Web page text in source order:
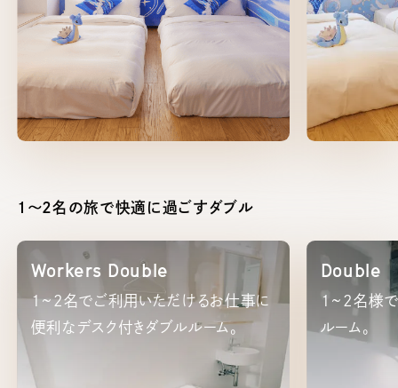
1〜2名の旅で快適に過ごすダブル
Workers Double
1~2名でご利用いただけるお仕事に
便利なデスク付きダブルルーム。
Double
1~2名様で
ルーム。